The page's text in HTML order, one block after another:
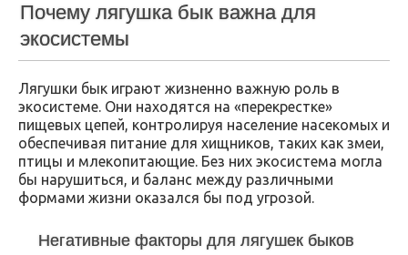
Почему лягушка бык важна для
экосистемы
Лягушки бык играют жизненно важную роль в
экосистеме. Они находятся на «перекрестке»
пищевых цепей, контролируя население насекомых и
обеспечивая питание для хищников, таких как змеи,
птицы и млекопитающие. Без них экосистема могла
бы нарушиться, и баланс между различными
формами жизни оказался бы под угрозой.
Негативные факторы для лягушек быков